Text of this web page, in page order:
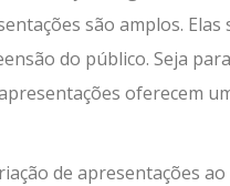
são amplos.
do público. Seja
oferecem
de apresentações